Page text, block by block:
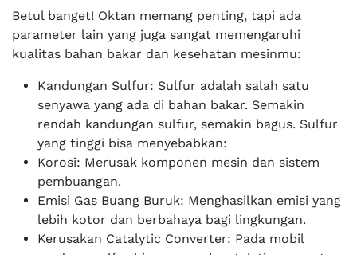
Betul banget! Oktan memang penting, tapi ada
parameter lain yang juga sangat memengaruhi
kualitas bahan bakar dan kesehatan mesinmu:
Kandungan Sulfur: Sulfur adalah salah satu
senyawa yang ada di bahan bakar. Semakin
rendah kandungan sulfur, semakin bagus. Sulfur
yang tinggi bisa menyebabkan:
Korosi: Merusak komponen mesin dan sistem
pembuangan.
Emisi Gas Buang Buruk: Menghasilkan emisi yang
lebih kotor dan berbahaya bagi lingkungan.
Kerusakan Catalytic Converter: Pada mobil